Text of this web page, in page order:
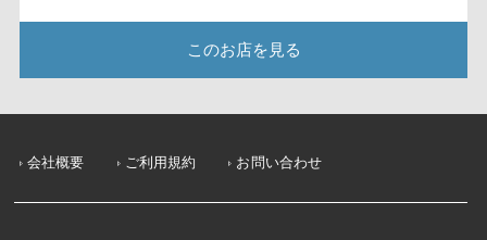
このお店を見る
会社概要 ご利用規約 お問い合わせ